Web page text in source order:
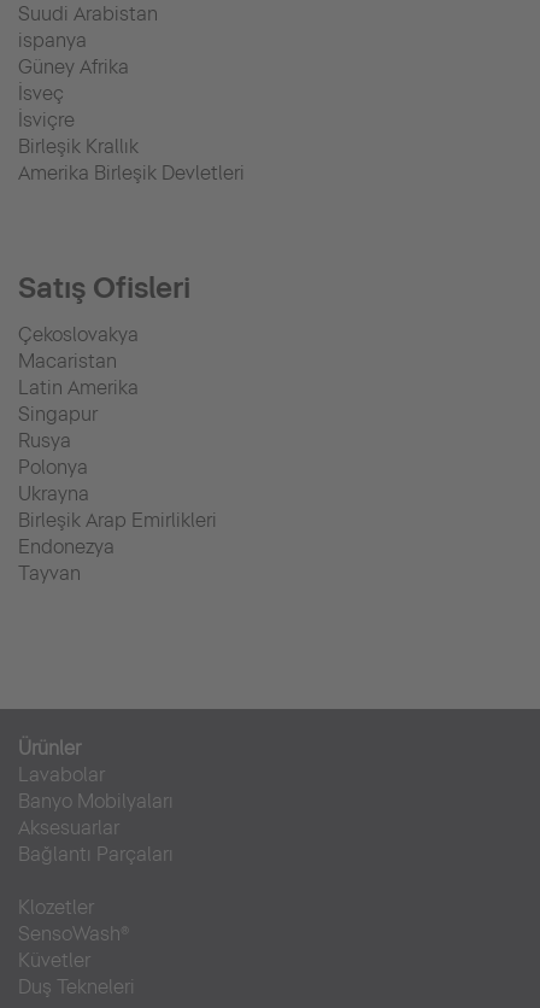
Suudi Arabistan
ispanya
Güney Afrika
İsveç
İsviçre
Birleşik Krallık
Amerika Birleşik Devletleri
Satış Ofisleri
Çekoslovakya
Macaristan
Latin Amerika
Singapur
Rusya
Polonya
Ukrayna
Birleşik Arap Emirlikleri
Endonezya
Tayvan
Ürünler
Lavabolar
Banyo Mobilyaları
Aksesuarlar
Bağlantı Parçaları
Klozetler
SensoWash®
Küvetler
Duş Tekneleri